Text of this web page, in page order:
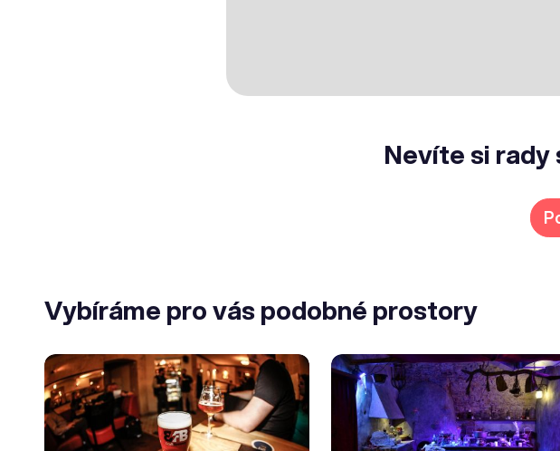
Nevíte si rady
Vybíráme pro vás podobné prostory